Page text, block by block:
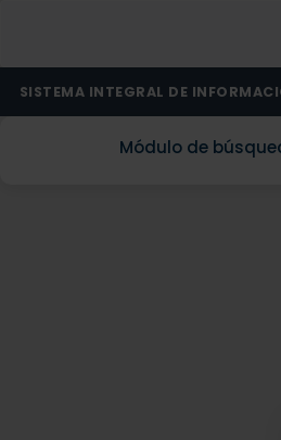
SISTEMA INTEGRAL DE
Módulo de